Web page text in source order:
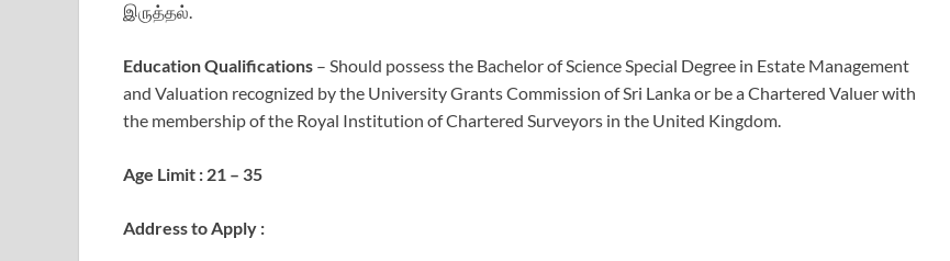
இருத்தல்.
Education Qualifications – Should possess the Bachelor of Science Special Degree in Estate Management
and Valuation recognized by the University Grants Commission of Sri Lanka or be a Chartered Valuer with
the membership of the Royal Institution of Chartered Surveyors in the United Kingdom.
Age Limit : 21 – 35
Address to Apply :